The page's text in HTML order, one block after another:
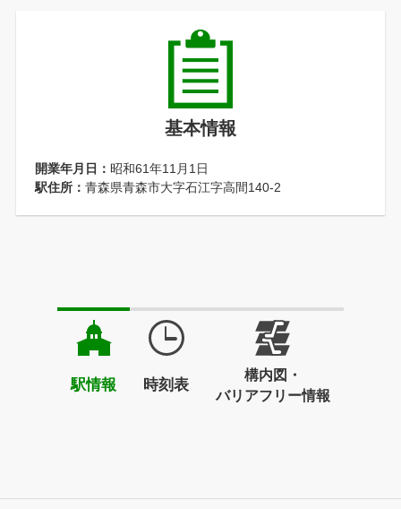
基本情報
開業年月日： 昭和61年11月1日
駅住所： 青森県青森市大字石江字高間140-2
駅情報 時刻表
構内図・
バリアフリー情報